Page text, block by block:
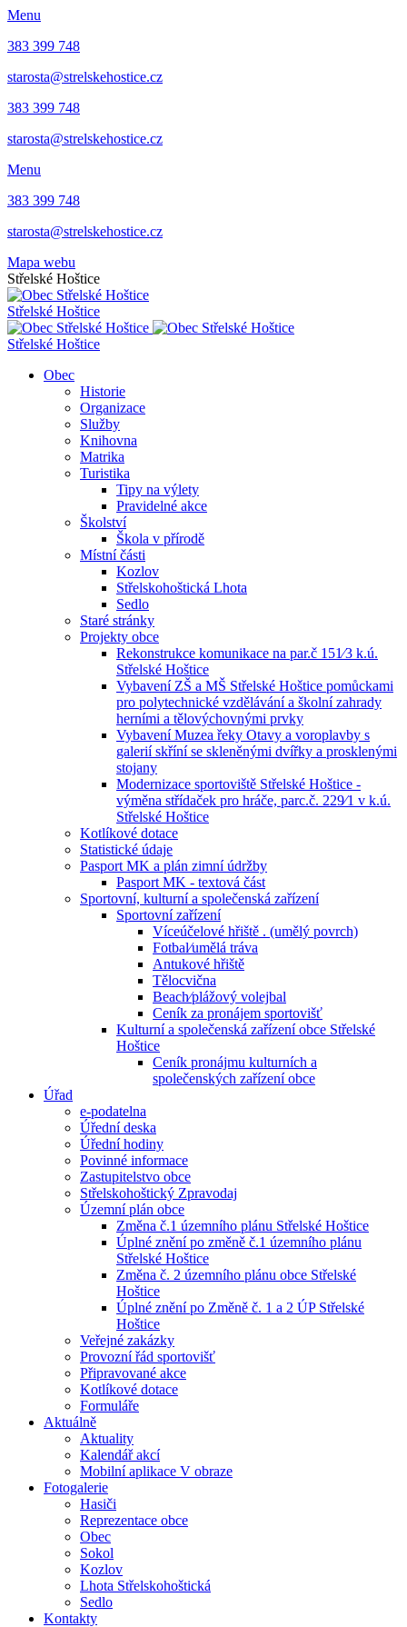
Menu
383 399 748
starosta@strelskehostice.cz
383 399 748
starosta@strelskehostice.cz
Menu
383 399 748
starosta@strelskehostice.cz
Mapa webu
Střelské Hoštice
Střelské Hoštice
Střelské Hoštice
Obec
Historie
Organizace
Služby
Knihovna
Matrika
Turistika
Tipy na výlety
Pravidelné akce
Školství
Škola v přírodě
Místní části
Kozlov
Střelskohoštická Lhota
Sedlo
Staré stránky
Projekty obce
Rekonstrukce komunikace na par.č 151⁄3 k.ú.
Střelské Hoštice
Vybavení ZŠ a MŠ Střelské Hoštice pomůckami
pro polytechnické vzdělávání a školní zahrady
herními a tělovýchovnými prvky
Vybavení Muzea řeky Otavy a voroplavby s
galerií skříní se skleněnými dvířky a prosklenými
stojany
Modernizace sportoviště Střelské Hoštice -
výměna střídaček pro hráče, parc.č. 229⁄1 v k.ú.
Střelské Hoštice
Kotlíkové dotace
Statistické údaje
Pasport MK a plán zimní údržby
Pasport MK - textová část
Sportovní, kulturní a společenská zařízení
Sportovní zařízení
Víceúčelové hřiště . (umělý povrch)
Fotbal⁄umělá tráva
Antukové hřiště
Tělocvična
Beach⁄plážový volejbal
Ceník za pronájem sportovišť
Kulturní a společenská zařízení obce Střelské
Hoštice
Ceník pronájmu kulturních a
společenských zařízení obce
Úřad
e-podatelna
Úřední deska
Úřední hodiny
Povinné informace
Zastupitelstvo obce
Střelskohoštický Zpravodaj
Územní plán obce
Změna č.1 územního plánu Střelské Hoštice
Úplné znění po změně č.1 územního plánu
Střelské Hoštice
Změna č. 2 územního plánu obce Střelské
Hoštice
Úplné znění po Změně č. 1 a 2 ÚP Střelské
Hoštice
Veřejné zakázky
Provozní řád sportovišť
Připravované akce
Kotlíkové dotace
Formuláře
Aktuálně
Aktuality
Kalendář akcí
Mobilní aplikace V obraze
Fotogalerie
Hasiči
Reprezentace obce
Obec
Sokol
Kozlov
Lhota Střelskohoštická
Sedlo
Kontakty